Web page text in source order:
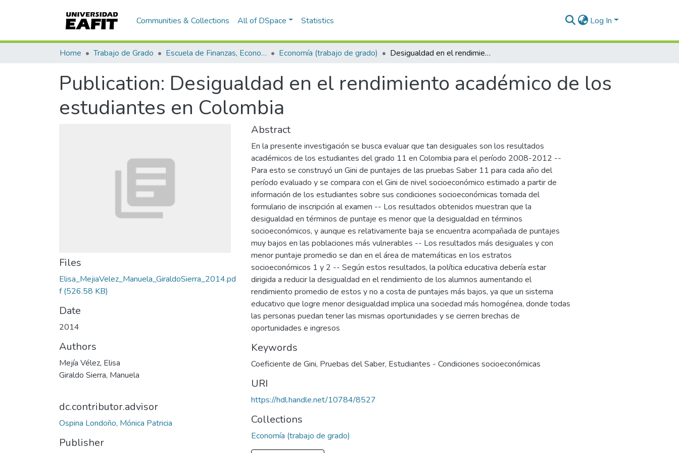
Communities & Collections All of DSpace Statistics Log In
Home Trabajo de Grado Escuela de Finanzas, Economía y Gobierno Economía (trabajo de grado) Desigualdad en el rendimiento académico de los estudiantes en Colombia
Publication: Desigualdad en el rendimiento académico de los
estudiantes en Colombia
Files
Elisa_MejiaVelez_Manuela_GiraldoSierra_2014.pd
f(526.58 KB)
Date
2014
Authors
Mejía Vélez, Elisa
Giraldo Sierra, Manuela
dc.contributor.advisor
Ospina Londoño, Mónica Patricia
Publisher
Abstract
En la presente investigación se busca evaluar que tan desiguales son los resultados
académicos de los estudiantes del grado 11 en Colombia para el período 2008-2012 --
Para esto se construyó un Gini de puntajes de las pruebas Saber 11 para cada año del
período evaluado y se compara con el Gini de nivel socioeconómico estimado a partir de
información de los estudiantes sobre sus condiciones socioeconómicas tomada del
formulario de inscripción al examen -- Los resultados obtenidos muestran que la
desigualdad en términos de puntaje es menor que la desigualdad en términos
socioeconómicos, y aunque es relativamente baja se encuentra acompañada de puntajes
muy bajos en las poblaciones más vulnerables -- Los resultados más desiguales y con
menor puntaje promedio se dan en el área de matemáticas en los estratos
socioeconómicos 1 y 2 -- Según estos resultados, la política educativa debería estar
dirigida a reducir la desigualdad en el rendimiento de los alumnos aumentando el
rendimiento promedio de estos y no a costa de puntajes más bajos, ya que un sistema
educativo que logre menor desigualdad implica una sociedad más homogénea, donde todas
las personas puedan tener las mismas oportunidades y se cierren brechas de
oportunidades e ingresos
Keywords
Coeficiente de Gini, Pruebas del Saber, Estudiantes - Condiciones socioeconómicas
URI
https://hdl.handle.net/10784/8527
Collections
Economía (trabajo de grado)